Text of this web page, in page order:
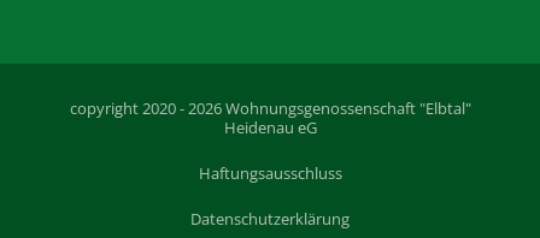
copyright 2020 - 2026 Wohnungsgenossenschaft "Elbtal"
Heidenau eG
Haftungsausschluss
Datenschutzerklärung